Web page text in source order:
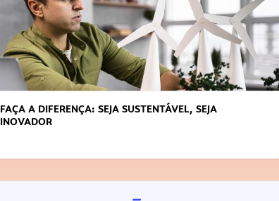
APRENDA A GERENCIAR O SEU TEMPO